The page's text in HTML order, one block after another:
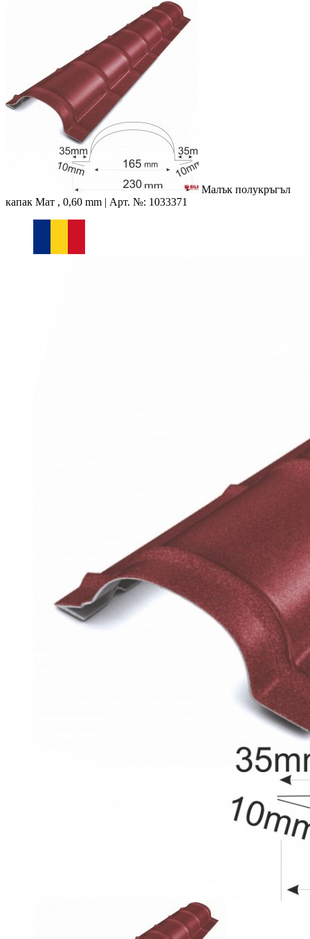
Малък полукръгъл
капак Мат , 0,60 mm | Арт. №: 1033371